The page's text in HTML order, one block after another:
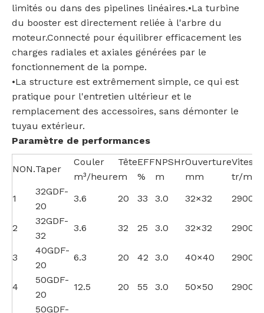
limités ou dans des pipelines linéaires.•La turbine
du booster est directement reliée à l'arbre du
moteur.Connecté pour équilibrer efficacement les
charges radiales et axiales générées par le
fonctionnement de la pompe.
•La structure est extrêmement simple, ce qui est
pratique pour l'entretien ultérieur et le
remplacement des accessoires, sans démonter le
tuyau extérieur.
Paramètre de performances
NON.Taper
Couler TêteEFFNPSHrOuvertureVitesse
m³/heurem % m mm tr/min
1
32GDF-
20
3.6 20 33 3.0 32×32 2900
2
32GDF-
32
3.6 32 25 3.0 32×32 2900
3
40GDF-
20
6.3 20 42 3.0 40×40 2900
4
50GDF-
20
12.5 20 55 3.0 50×50 2900
50GDF-